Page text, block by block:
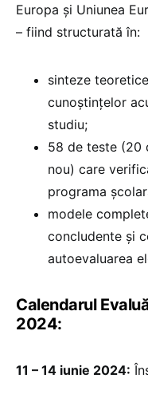
Europa și Uniunea
– fiind structurată în:
sinteze
cunoștințelor
studiu;
58 de teste (20
nou) care
programa
modele
concludente și
autoevaluarea
Calendarul
2024:
11 – 14 iunie 2024: